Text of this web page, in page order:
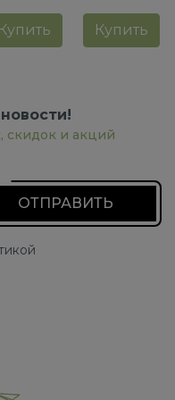
Купить Купить
скидок и акций